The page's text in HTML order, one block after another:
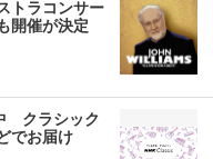
トラコンサー
開催が決定
クラシック
でお届け